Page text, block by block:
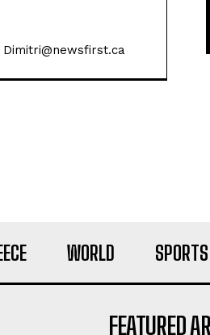
WORLD SPORTS
FEATURED